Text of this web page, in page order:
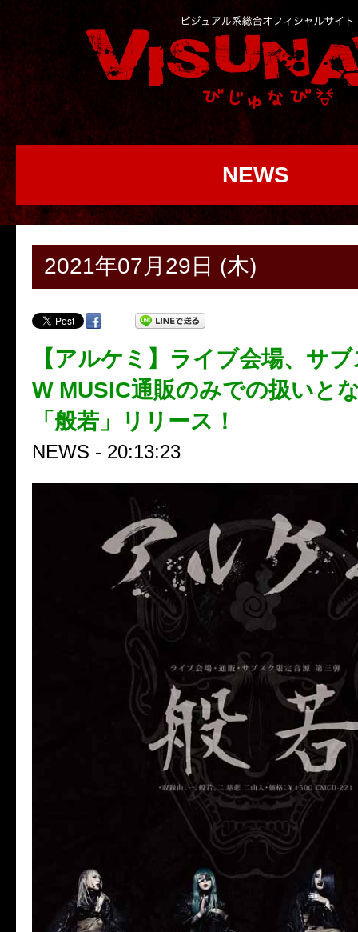
NEWS
2021年07月29日 (木)
【アルケミ】ライブ会場、サ
W MUSIC通販のみでの扱いと
「般若」リリース！
NEWS - 20:13:23